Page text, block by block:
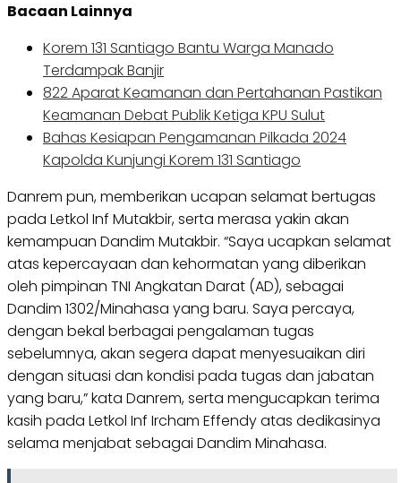
Bacaan Lainnya
Korem 131 Santiago Bantu Warga Manado
Terdampak Banjir
822 Aparat Keamanan dan Pertahanan Pastikan
Keamanan Debat Publik Ketiga KPU Sulut
Bahas Kesiapan Pengamanan Pilkada 2024
Kapolda Kunjungi Korem 131 Santiago
Danrem pun, memberikan ucapan selamat bertugas
pada Letkol Inf Mutakbir, serta merasa yakin akan
kemampuan Dandim Mutakbir. “Saya ucapkan selamat
atas kepercayaan dan kehormatan yang diberikan
oleh pimpinan TNI Angkatan Darat (AD), sebagai
Dandim 1302/Minahasa yang baru. Saya percaya,
dengan bekal berbagai pengalaman tugas
sebelumnya, akan segera dapat menyesuaikan diri
dengan situasi dan kondisi pada tugas dan jabatan
yang baru,” kata Danrem, serta mengucapkan terima
kasih pada Letkol Inf Ircham Effendy atas dedikasinya
selama menjabat sebagai Dandim Minahasa.